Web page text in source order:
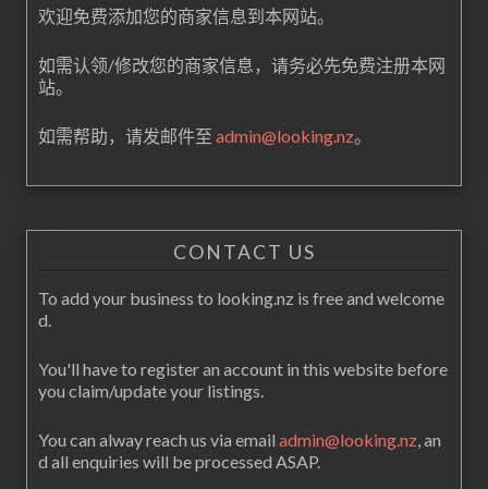
欢迎免费添加您的商家信息到本网站。
如需认领/修改您的商家信息，请务必先免费注册本网
站。
如需帮助，请发邮件至 admin@looking.nz。
CONTACT US
To add your business to looking.nz is free and welcome
d.
You'll have to register an account in this website before
you claim/update your listings.
You can alway reach us via email admin@looking.nz , an
d all enquiries will be processed ASAP.